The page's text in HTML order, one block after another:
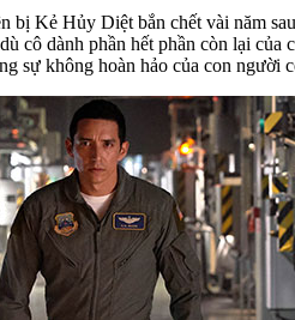
Kẻ Hủy Diệt bắn chết vài năm
dành phần hết phần còn lại
sự không hoàn hảo của con